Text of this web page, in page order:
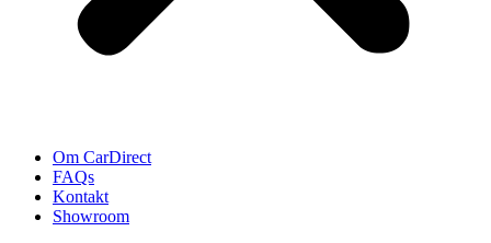
Om CarDirect
FAQs
Kontakt
Showroom